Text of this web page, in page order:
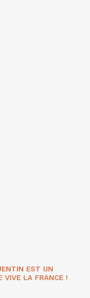
EST UN
VIVE LA FRANCE !